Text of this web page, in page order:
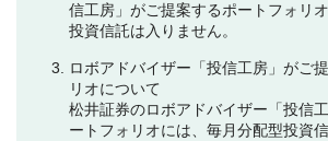
信工房」がご提案するポートフォリ
投資信託は入りません。
ロボアドバイザー「投信工房」がご
リオについて
松井証券のロボアドバイザー「投信
ートフォリオには、毎月分配型投資